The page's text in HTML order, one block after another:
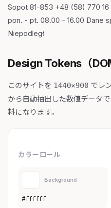
Sopot 81-853 +48 (58) 770
pon. - pt. 08.00 - 16.00 Dane
Niepodległ
Design Tokens（
このサイトを 1440×900 でレ
から自動抽出した数値データ
料になります。
カラーロール
Background
#ffffff